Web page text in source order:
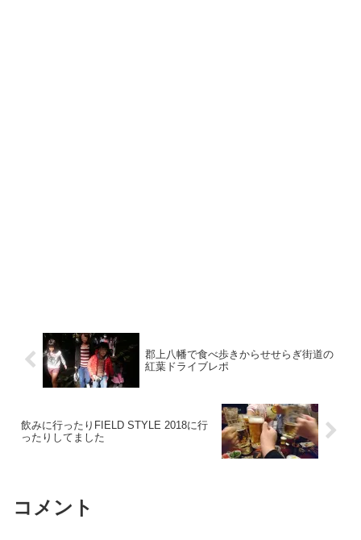
郡上八幡で食べ歩きからせせらぎ街道の
紅葉ドライブレポ
飲みに行ったりFIELD STYLE 2018に行
ったりしてました
コメント